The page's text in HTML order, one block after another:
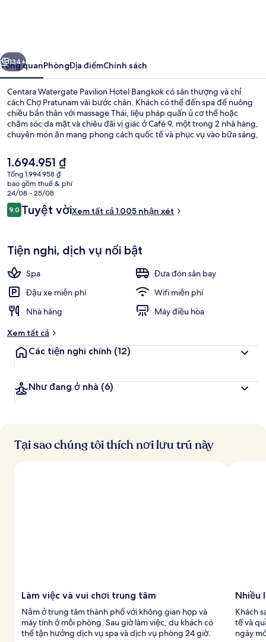
Bangkok
Tiếp
134+
Tổng quanPhòngĐịa điểmChính sách
Centara Watergate Pavilion Hotel Bangkok có sân thượng và chỉ
cách Chợ Pratunam vài bước chân. Khách có thể đến spa để nuông
chiều bản thân với massage Thái, liệu pháp quấn ủ cơ thể hoặc
chăm sóc da mặt và chiêu đãi vị giác ở Café 9, một trong 2 nhà hàng,
chuyên món ăn mang phong cách quốc tế và phục vụ vào bữa sáng,
sân hiên là các tiện nghi nổi bật khác. Khách du lịch thích khoảng
cách thuận tiện giữa nơi lưu trú và trạm giao thông công cộng, như
cách Ga Ratchaprarop 6 phút và cách Ga BTS Chit Lom 15 phút đi
bộ.
Giá
hiện
tại
là
1.694.951 ₫
1.694.951 ₫
Tổng 1.994.958 ₫
bao gồm thuế & phí
24/08 - 25/08
Nhận
xét
9,09,0 trên 10,
Tuyệt vờiXem tất cả 1.005 nhận xét
Tiện nghi, dịch vụ nổi bật
Spa
Đưa đón sân bay
Đậu xe miễn phí
Wifi miễn phí
Nhà hàng
Máy điều hòa
Xem tất cả
Các tiện nghi chính (12)
Như đang ở nhà (6)
Tại sao chúng tôi thích nơi lưu trú này
Làm việc và vui chơi trung tâm
Nằm ở trung tâm thành phố với không gian họp và
máy tính ở mỗi phòng. Sau giờ làm việc, du khách có
thể tận hưởng dịch vụ spa và dịch vụ phòng 24 giờ.
Nhiều
Khách
tế và
ngày